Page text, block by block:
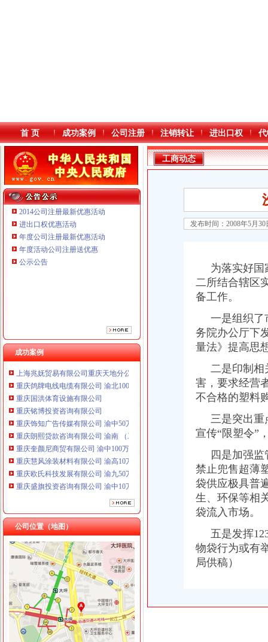
本站导航
首 页 成功案例 公司注册 注销转让 进出口权
2014公司注册最新优惠活动
进出口权优惠活动
年度公司注册最新优惠活动
年度活动公司注册送优惠
公示公告
成功案例
重庆鸽牌电线电缆有限公司 渝北10010万 (进出口权)
重庆国洪体育设施有限公司
重庆铭博投资咨询有限公司
重庆欧氏科技发展有限公司 渝九50万 （进出口权）
重庆盛旗投资咨询有限公司 渝中10万 （工商注册）
重庆佳技维科技发展有限公司 渝南100万 （进出口权）
上海兆妩贸易有限公司重庆天地分公司 渝中 （工商注册）
重庆鸽牌电线电缆有限公司 渝北10010万 (进出口权)
重庆国洪体育设施有限公司
重庆铭博投资咨询有限公司
重庆饰知广告传媒有限公司 渝中50万 （工商注册）
重庆朗熙贷款咨询有限公司 渝南 （工商注册）
重庆奎颜尼商贸有限公司 渝中100万 （工商注册）
重庆慧风涂装材料有限公司 渝高10万 （工商注册）
重庆欧氏科技发展有限公司 渝九50万 （进出口权）
重庆盛旗投资咨询有限公司 渝中10万 （工商注册）
重庆佳技维科技发展有限公司 渝南100万 （进出口权）
上海兆妩贸易有限公司重庆天地分公司 渝中 （工商注册）
公司位置（地图）
工商动态
沙坪坝局抓住“五个关键”0元注册公司流程推动重点工作全面开展
高新区工商分局一元注册公司流程唐波向灾区捐款5600元
铜梁局开展“红盾保春耕”0元注册公司行动有实效
万盛局五项措施加“五一”一元注册公司流程旅游市场管理见成效
沙坪坝局一元注册公司双巷子所建立新机制加楼宇经济监管
工商动态
发布时间：2008年5月
为落实好国
二所结合辖区
备工作。
一是组织了
务院办公厅下
量法》提高思
二是印制相
害，要求经营
不合格的塑料
三是突出重
宣传“限塑令”
四是加强监
禁止兜售超薄
袋供应极具普
生、环保等相
袋流入市场。
五是发挥
物袋行为或有
局供稿）